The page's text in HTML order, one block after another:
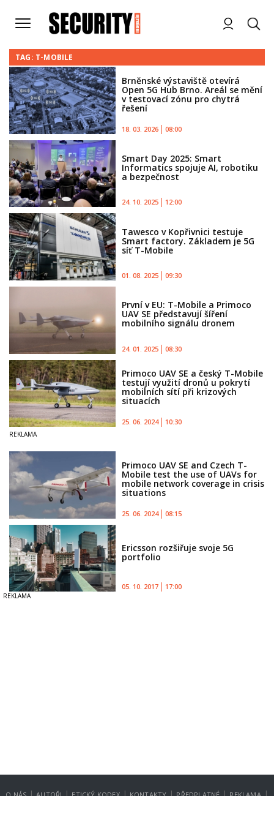
TAG: T-MOBILE
Brněnské výstaviště otevírá
Open 5G Hub Brno. Areál se mění
v testovací zónu pro chytrá
řešení
18. 03. 2026 08:00
Smart Day 2025: Smart
Informatics spojuje AI, robotiku
a bezpečnost
24. 10. 2025 12:00
Tawesco v Kopřivnici testuje
Smart factory. Základem je 5G
síť T-Mobile
01. 08. 2025 09:30
První v EU: T-Mobile a Primoco
UAV SE představují šíření
mobilního signálu dronem
24. 01. 2025 08:30
Primoco UAV SE a český T-Mobile
testují využití dronů u pokrytí
mobilních sítí při krizových
situacích
25. 06. 2024 10:30
Primoco UAV SE and Czech T-
Mobile test the use of UAVs for
mobile network coverage in crisis
situations
25. 06. 2024 08:15
Ericsson rozšiřuje svoje 5G
portfolio
05. 10. 2017 17:00
O NÁS | AUTOŘI | ETICKÝ KODEX | KONTAKTY | PŘEDPLATNÉ | REKLAMA |